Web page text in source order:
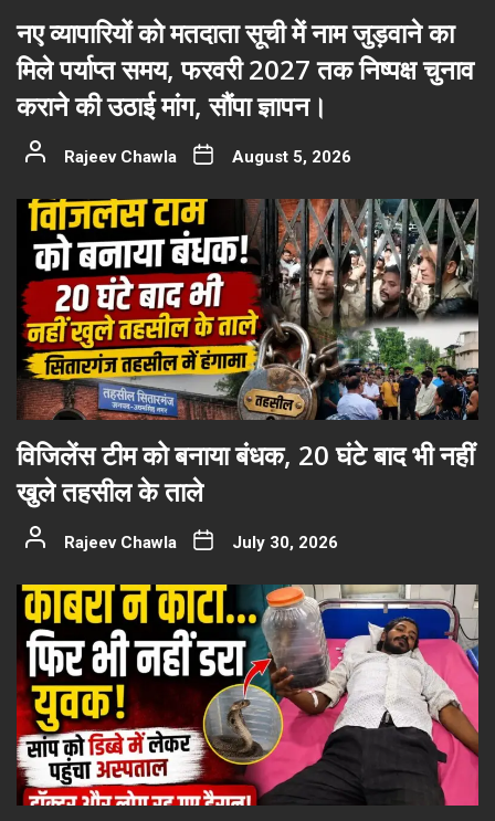
नए व्यापारियों को मतदाता सूची में नाम जुड़वाने का
मिले पर्याप्त समय, फरवरी 2027 तक निष्पक्ष चुनाव
कराने की उठाई मांग, सौंपा ज्ञापन।
Rajeev Chawla August 5, 2026
विजिलेंस टीम को बनाया बंधक, 20 घंटे बाद भी नहीं
खुले तहसील के ताले
Rajeev Chawla July 30, 2026